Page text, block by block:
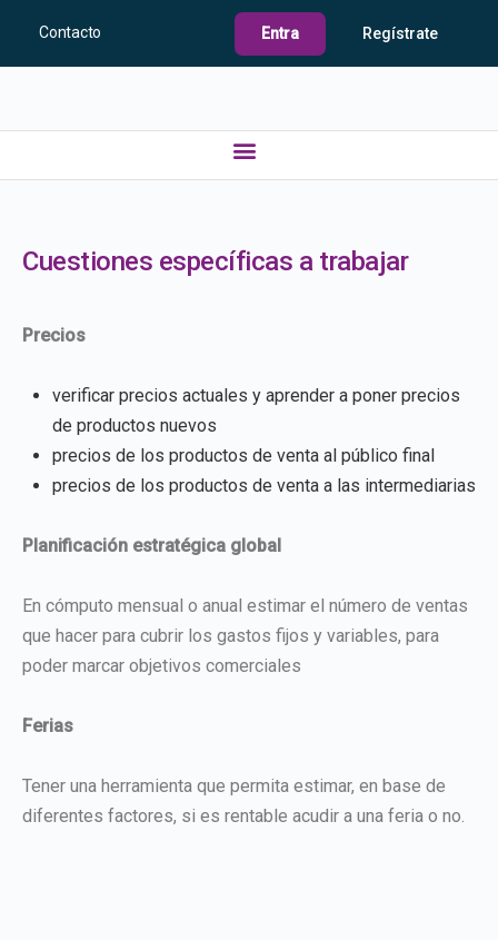
Contacto Entra Regístrate
Cuestiones específicas a trabajar
Precios
verificar precios actuales y aprender a poner precios
de productos nuevos
precios de los productos de venta al público final
precios de los productos de venta a las intermediarias
Planificación estratégica global
En cómputo mensual o anual estimar el número de ventas
que hacer para cubrir los gastos fijos y variables, para
poder marcar objetivos comerciales
Ferias
Tener una herramienta que permita estimar, en base de
diferentes factores, si es rentable acudir a una feria o no.